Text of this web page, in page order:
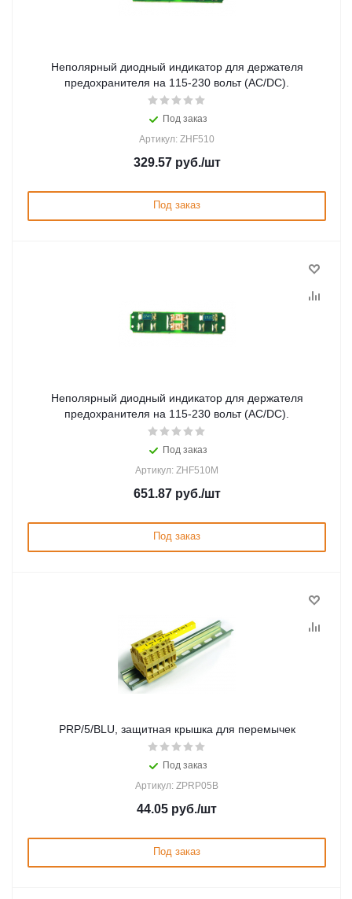
Неполярный диодный индикатор для держателя
предохранителя на 115-230 вольт (AC/DC).
Под заказ
Артикул: ZHF510
329.57руб./шт
Под заказ
Неполярный диодный индикатор для держателя
предохранителя на 115-230 вольт (AC/DC).
Под заказ
Артикул: ZHF510M
651.87руб./шт
Под заказ
PRP/5/BLU, защитная крышка для перемычек
Под заказ
Артикул: ZPRP05B
44.05 руб./шт
Под заказ